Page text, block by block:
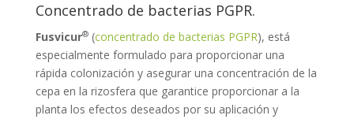
Concentrado de bacterias PGPR.
Fusvicur®(concentrado de bacterias PGPR), está
especialmente formulado para proporcionar una
rápida colonización y asegurar una concentración de la
cepa en la rizosfera que garantice proporcionar a la
planta los efectos deseados por su aplicación y